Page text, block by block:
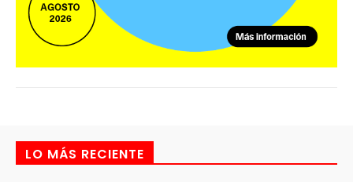
LO MÁS RECIENTE